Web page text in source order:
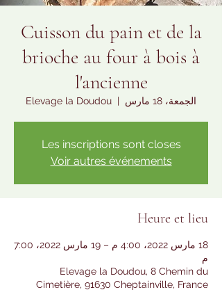
Cuisson du pain et de la
brioche au four à bois à
l'ancienne
الجمعة، 18 مارس
  |
Elevage la Doudou
Les inscriptions sont closes
Voir autres événements
Heure et lieu
18 مارس 2022، 4:00 م – 19 مارس 2022، 7:00
م
Elevage la Doudou, 8 Chemin du
Cimetière, 91630 Cheptainville, France